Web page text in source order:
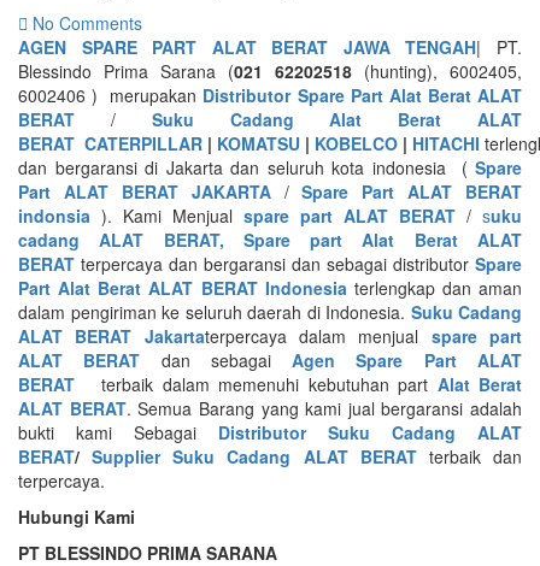
No Comments
AGEN SPARE PART ALAT BERAT JAWA TENGAH| PT.
Blessindo Prima Sarana (021 62202518 (hunting), 6002405,
6002406 ) merupakan Distributor Spare Part Alat Berat ALAT
BERAT /
Suku Cadang Alat Berat ALAT
BERAT CATERPILLAR | KOMATSU | KOBELCO | HITACHI
dan bergaransi di Jakarta dan seluruh kota indonesia ( Spare
Part ALAT BERAT JAKARTA/Spare Part ALAT BERAT
indonsia ). Kami Menjual spare part ALAT BERAT / suku
cadang ALAT BERAT, Spare part Alat Berat ALAT
BERAT terpercaya dan bergaransi dan sebagai distributor Spare
Part Alat Berat ALAT BERAT Indonesia terlengkap dan aman
dalam pengiriman ke seluruh daerah di Indonesia. Suku Cadang
ALAT BERAT Jakartaterpercaya dalam menjual spare part
ALAT BERAT dan sebagaiAgen Spare Part ALAT
BERAT terbaik dalam memenuhi kebutuhan part Alat Berat
ALAT BERAT. Semua Barang yang kami jual bergaransi adalah
bukti kami Sebagai Distributor Suku Cadang ALAT
BERAT/Supplier Suku Cadang ALAT BERAT terbaik dan
terpercaya.
Hubungi Kami
PT BLESSINDO PRIMA SARANA